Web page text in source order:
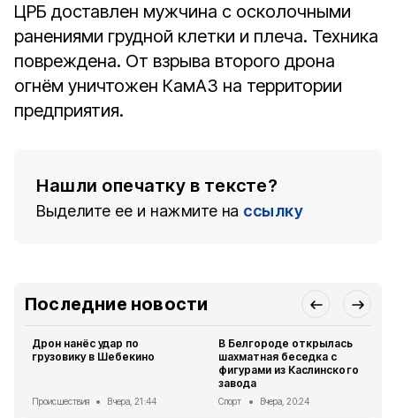
ЦРБ доставлен мужчина с осколочными
ранениями грудной клетки и плеча. Техника
повреждена. От взрыва второго дрона
огнём уничтожен КамАЗ на территории
предприятия.
Нашли опечатку в тексте?
Выделите ее и нажмите на ссылку
Последние новости
Дрон нанёс удар по
грузовику в Шебекино
Происшествия Вчера, 21:44
В Белгороде открылась
шахматная беседка с
фигурами из Каслинского
завода
Спорт Вчера, 20:24